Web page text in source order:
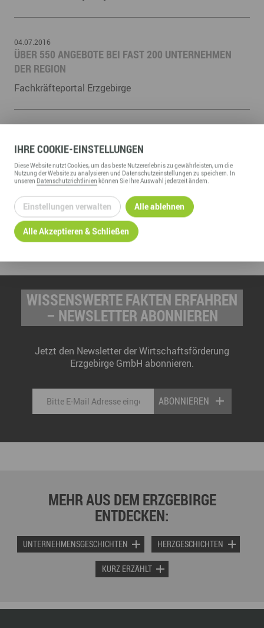
04.07.2016
ÜBER 550 ANGEBOTE BEI FAST 200 UNTERNEHMEN
DER REGION
Fachkräfteportal Erzgebirge
DEUTSCH-TSCHECHISCHER JOURNALISTENPREIS
Die Ausschreibung für den ersten Jahrgang des
Deutsch-tschechischen Journalistenpreises hat
begonnen. Beiträge können bis zum 31.07.2016
eingereicht werden. Der Preis wird vom ...
WISSENSWERTE FAKTEN ERFAHREN
– NEWSLETTER ABONNIEREN
Jetzt den Newsletter der Wirtschaftsförderung
Erzgebirge GmbH abonnieren.
ABONNIEREN
MEHR AUS DEM ERZGEBIRGE
ENTDECKEN:
UNTERNEHMENSGESCHICHTEN HERZGESCHICHTEN
KURZ ERZÄHLT
IHRECOOKIE-EINSTELLUNGEN
DieseWebsitenutzt Cookies, um das beste Nutzererlebnis zu gewährleisten, um die
Nutzung derWebsitezu analysieren und Datenschutzeinstellungen zu speichern. In
unseren Datenschutzrichtlinien können Sie Ihre Auswahl jederzeit ändern.
Einstellungen verwalten Alle ablehnen
Alle Akzeptieren & Schließen